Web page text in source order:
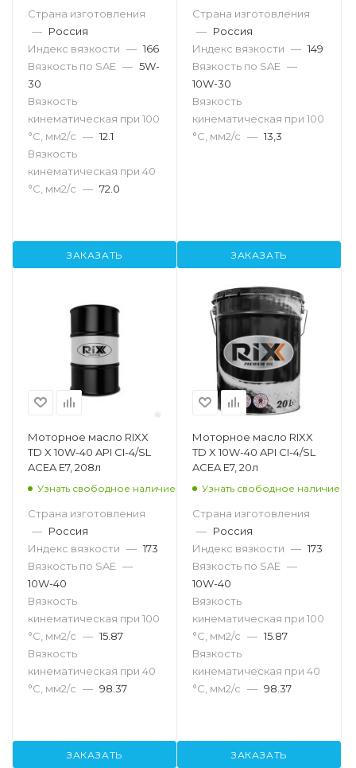
Страна изготовления
— Россия
Индекс вязкости — 166
Вязкость по SAE — 5W-
30
Вязкость
кинематическая при 100
°С, мм2/с — 12.1
Вязкость
кинематическая при 40
°С, мм2/с — 72.0
ЗАКАЗАТЬ
Страна изготовления
— Россия
Индекс вязкости — 149
Вязкость по SAE —
10W-30
Вязкость
кинематическая при 100
°С, мм2/с — 13,3
ЗАКАЗАТЬ
Моторное масло RIXX
TD X 10W-40 API CI-4/SL
ACEA E7, 208л
Узнать свободное наличие
Страна изготовления
— Россия
Индекс вязкости — 173
Вязкость по SAE —
10W-40
Вязкость
кинематическая при 100
°С, мм2/с — 15.87
Вязкость
кинематическая при 40
°С, мм2/с — 98.37
ЗАКАЗАТЬ
Моторное масло RIXX
TD X 10W-40 API CI-4/SL
ACEA E7, 20л
Узнать свободное наличие
Страна изготовления
— Россия
Индекс вязкости — 173
Вязкость по SAE —
10W-40
Вязкость
кинематическая при 100
°С, мм2/с — 15.87
Вязкость
кинематическая при 40
°С, мм2/с — 98.37
ЗАКАЗАТЬ